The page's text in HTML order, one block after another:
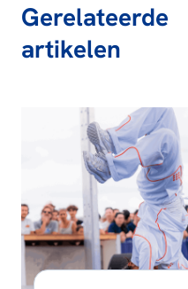
Gerelateerde
artikelen